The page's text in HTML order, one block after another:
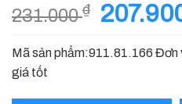
231.000₫
Giá
là:
Mã sản phẩm:911.81.166 Đơn
giá tốt